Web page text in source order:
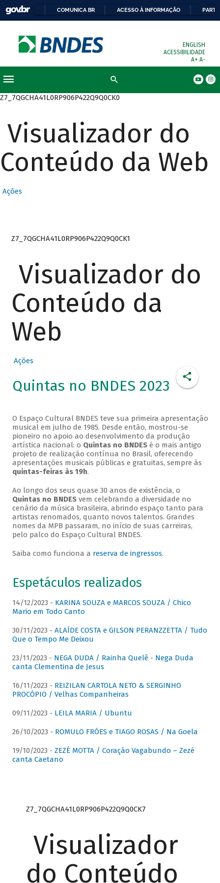
COMUNICA BR ACESSO À INFORMAÇÃO
ENGLISH
ACESSIBILIDADE
A+ A-
Z7_7QGCHA41L0RP906P422Q9Q0CK0
Visualizador do
Conteúdo da Web
Ações
Z7_7QGCHA41L0RP906P422Q9Q0CK1
Visualizador do
Conteúdo da
Web
Ações
Quintas no BNDES 2023
O Espaço Cultural BNDES teve sua primeira apresentação
musical em julho de 1985. Desde então, mostrou-se
pioneiro no apoio ao desenvolvimento da produção
artística nacional: o Quintas no BNDESé o mais antigo
projeto de realização contínua no Brasil, oferecendo
apresentações musicais públicas e gratuitas, sempre às
quintas-feiras às 19h.
Ao longo dos seus quase 30 anos de existência, o
Quintas no BNDESvem celebrando a diversidade no
cenário da música brasileira, abrindo espaço tanto para
artistas renomados, quanto novos talentos. Grandes
nomes da MPB passaram, no início de suas carreiras,
pelo palco do Espaço Cultural BNDES.
Saiba como funciona a reserva de ingressos.
Espetáculos realizados
14/12/2023 - KARINA SOUZA e MARCOS SOUZA / Chico
Mario em Todo Canto
30/11/2023 - ALAÍDE COSTA e GILSON PERANZZETTA / Tudo
Que o Tempo Me Deixou
23/11/2023 - NEGA DUDA / Rainha Quelê - Nega Duda
canta Clementina de Jesus
16/11/2023 - REIZILAN CARTOLA NETO & SERGINHO
PROCÓPIO / Velhas Companheiras
09/11/2023 - LEILA MARIA / Ubuntu
26/10/2023 - ROMULO FRÓES e TIAGO ROSAS / Na Goela
19/10/2023 - ZEZÉ MOTTA / Coração Vagabundo – Zezé
canta Caetano
Z7_7QGCHA41L0RP906P422Q9Q0CK7
Visualizador
do Conteúdo